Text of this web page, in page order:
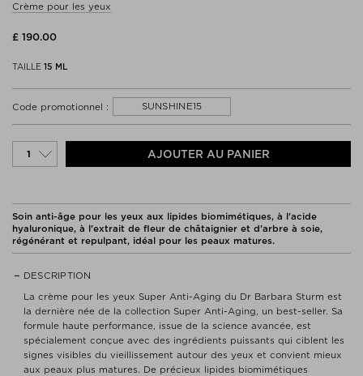
Crème pour les yeux
TAILLE 15 ML
AJOUTER AU PANIER
Code promotionnel : SUNSHINE15
£ 190.00
Soin anti-âge pour les yeux aux lipides biomimétiques, à l'acide
hyaluronique, à l'extrait de fleur de châtaignier et d'arbre à soie,
régénérant et repulpant, idéal pour les peaux matures.
DESCRIPTION
La crème pour les yeux Super Anti-Aging du Dr Barbara Sturm est
la dernière née de la collection Super Anti-Aging, un best-seller. Sa
formule haute performance, issue de la science avancée, est
spécialement conçue avec des ingrédients puissants qui ciblent les
signes visibles du vieillissement autour des yeux et convient mieux
aux peaux plus matures. De précieux lipides biomimétiques